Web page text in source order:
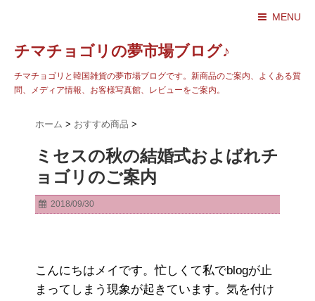
MENU
チマチョゴリの夢市場ブログ♪
チマチョゴリと韓国雑貨の夢市場ブログです。新商品のご案内、よくある質
問、メディア情報、お客様写真館、レビューをご案内。
ホーム > おすすめ商品 >
ミセスの秋の結婚式およばれチ
ョゴリのご案内
2018/09/30
こんにちはメイです。忙しくて私でblogが止
まってしまう現象が起きています。気を付け